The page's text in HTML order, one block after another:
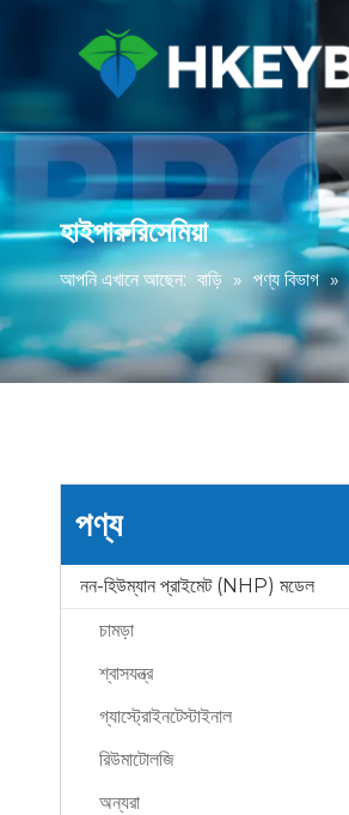
হাইপারুরিসেমিয়া
আপনি এখানে আছেন: বাড়ি » পণ্য বিভাগ »
পণ্য
নন-হিউম্যান প্রাইমেট (NHP) মডেল
চামড়া
শ্বাসযন্ত্র
গ্যাস্ট্রোইনটেস্টাইনাল
রিউমাটোলজি
অন্যরা